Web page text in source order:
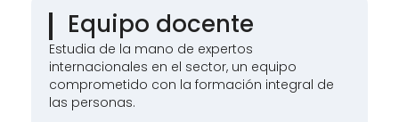
Equipo docente
Estudia de la mano de expertos
internacionales en el sector, un equipo
comprometido con la formación integral de
las personas.